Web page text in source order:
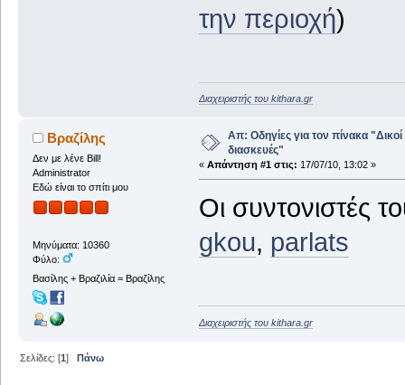
την περιοχή)
Διαχειριστής του kithara.gr
Βραζίλης
Δεν με λένε Bill!
Administrator
Εδώ είναι το σπίτι μου
Μηνύματα: 10360
Φύλο:
Βασίλης + Βραζιλία = Βραζίλης
Απ: Οδηγίες για τον πίνακα "Δικοί
διασκευές"
« Απάντηση #1 στις: 17/07/10, 13:02 »
Οι συντονιστές
gkou, parlats
Διαχειριστής του kithara.gr
Σελίδες: [1]Πάνω